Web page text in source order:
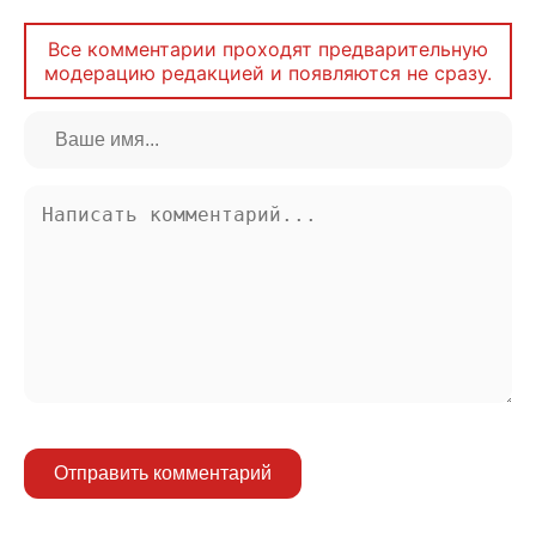
Все комментарии проходят предварительную
модерацию редакцией и появляются не сразу.
Отправить комментарий